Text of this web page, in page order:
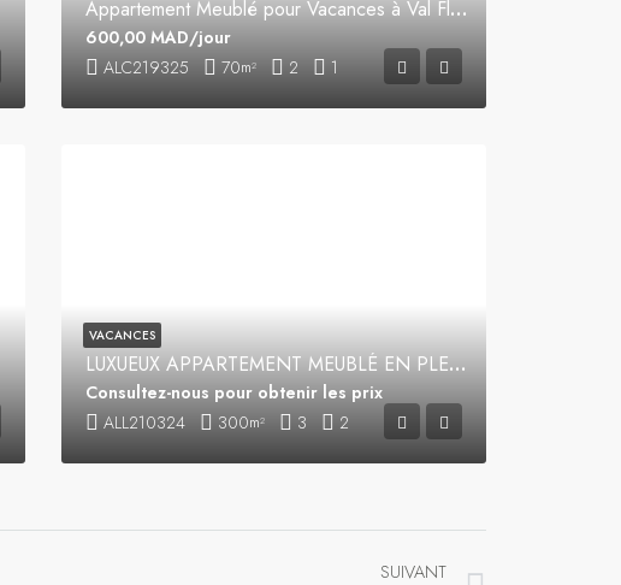
Appartement Meublé pour Vacances à Val Fleuri
ALC219325 70m² 2 1
600,00 MAD/jour
LUXUEUX APPARTEMENT MEUBLÉ EN PLEIN CENTRE VILLE
ALL210324 300m² 3 2
Consultez-nous pour obtenir les prix
VACANCES
SUIVANT